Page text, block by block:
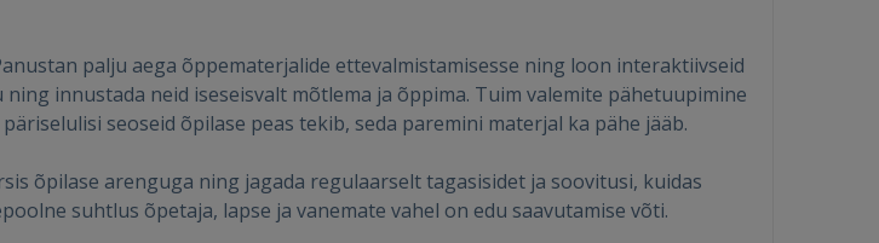
ВОЙТИ
Запомнить?
palju aega õppematerjalide ettevalmistamisesse ning loon interaktiivseid
innustada neid iseseisvalt mõtlema ja õppima. Tuim valemite pähetuupimine
seoseid õpilase peas tekib, seda paremini materjal ka pähe jääb.
õpilase arenguga ning jagada regulaarselt tagasisidet ja soovitusi, kuidas
suhtlus õpetaja, lapse ja vanemate vahel on edu saavutamise võti.